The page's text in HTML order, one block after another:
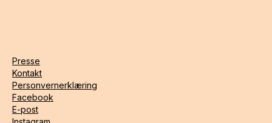
Presse
Kontakt
Personvernerklæring
Facebook
E-post